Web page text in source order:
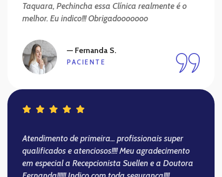
Taquara, Pechincha essa Clínica realmente é o
melhor. Eu indico!!! Obrigadooooooo
— Fernanda S.
PACIENTE
Atendimento de primeira... profissionais super
qualificados e atenciosos!!!! Meu agradecimento
em especial a Recepcionista Suellen e a Doutora